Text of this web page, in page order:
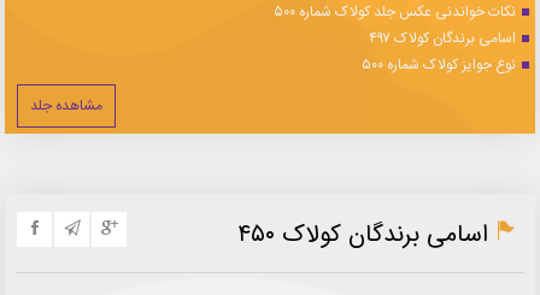
نکات خواندنی عکس جلد کولاک شماره ۵۰۰
اسامی برندگان کولاک ۴۹۷
نوع جوایز کولاک شماره ۵۰۰
مشاهده جلد
اسامی برندگان کولاک ۴۵۰